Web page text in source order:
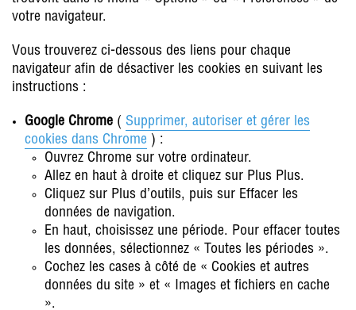
votre navigateur.
Vous trouverez ci-dessous des liens pour chaque
navigateur afin de désactiver les cookies en suivant les
instructions :
Google Chrome ( Supprimer, autoriser et gérer les
cookies dans Chrome ) :
Ouvrez Chrome sur votre ordinateur.
Allez en haut à droite et cliquez sur Plus Plus.
Cliquez sur Plus d’outils, puis sur Effacer les
données de navigation.
En haut, choisissez une période. Pour effacer toutes
les données, sélectionnez « Toutes les périodes ».
Cochez les cases à côté de « Cookies et autres
données du site » et « Images et fichiers en cache
».